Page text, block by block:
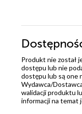
Produkt nie został
dostępu lub nie
dostępu lub są one
Wydawca/
walidacji produktu
informacji na temat